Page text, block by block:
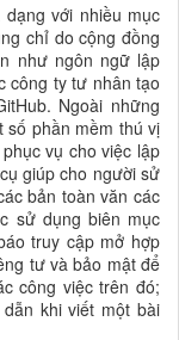
với nhiều mục
chỉ do cộng đồng
như ngôn ngữ lập
công ty tư nhân tạo
Ngoài những
số phần mềm thú vị
vụ cho việc lập
giúp cho người sử
bản toàn văn các
sử dụng biên mục
truy cập mở hợp
tư và bảo mật để
công việc trên đó;
khi viết một bài